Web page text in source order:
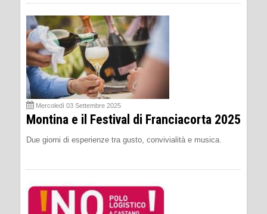
Mercoledì 03 Settembre 2025
Montina e il Festival di Franciacorta 2025
Due giorni di esperienze tra gusto, convivialità e musica.